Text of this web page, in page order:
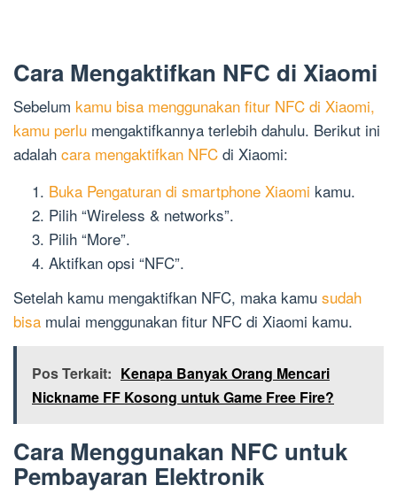
Cara Mengaktifkan NFC di Xiaomi
Sebelum kamu bisa menggunakan fitur NFC di Xiaomi,
kamu perlu mengaktifkannya terlebih dahulu. Berikut ini
adalah cara mengaktifkan NFC di Xiaomi:
Buka Pengaturan di smartphone Xiaomi kamu.
Pilih “Wireless & networks”.
Pilih “More”.
Aktifkan opsi “NFC”.
Setelah kamu mengaktifkan NFC, maka kamu sudah
bisa mulai menggunakan fitur NFC di Xiaomi kamu.
Pos Terkait: Kenapa Banyak Orang Mencari
Nickname FF Kosong untuk Game Free Fire?
Cara Menggunakan NFC untuk
Pembayaran Elektronik